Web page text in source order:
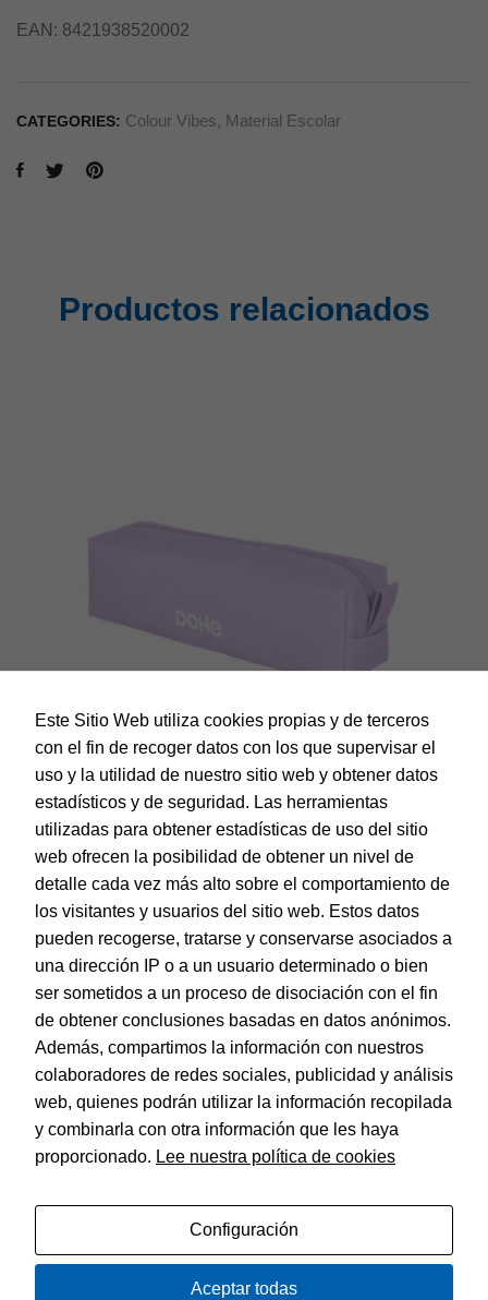
EAN: 8421938520002
CATEGORIES: Colour Vibes, Material Escolar
Productos relacionados
Dohe – Portatodo cuadrado – Color Morado – Colección
Serenity
EAN: 8421938519518
© Dohe - Camino de Madrid, 14
28970 • Humanes de Madrid (Madrid)
ESPAÑA
Aviso legal
Política de cookies
Este Sitio Web utiliza cookies propias y de terceros
con el fin de recoger datos con los que supervisar el
uso y la utilidad de nuestro sitio web y obtener datos
estadísticos y de seguridad. Las herramientas
utilizadas para obtener estadísticas de uso del sitio
web ofrecen la posibilidad de obtener un nivel de
detalle cada vez más alto sobre el comportamiento de
los visitantes y usuarios del sitio web. Estos datos
pueden recogerse, tratarse y conservarse asociados a
una dirección IP o a un usuario determinado o bien
ser sometidos a un proceso de disociación con el fin
de obtener conclusiones basadas en datos anónimos.
Además, compartimos la información con nuestros
colaboradores de redes sociales, publicidad y análisis
web, quienes podrán utilizar la información recopilada
y combinarla con otra información que les haya
proporcionado. Lee nuestra política de cookies
Configuración
Aceptar todas